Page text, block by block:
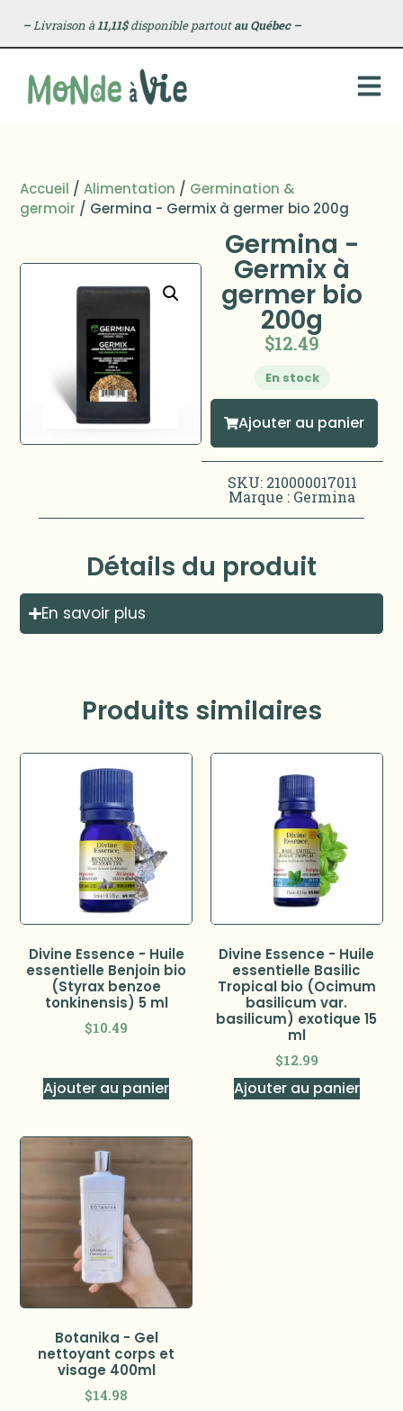
–Livraison à11,11$disponible partoutau Québec –
Accueil /Alimentation / Germination &
germoir / Germina - Germix à germer bio 200g
Germina -
Germix à
germer bio
200g
$12.49
En stock
Ajouter au panier
SKU: 210000017011
Marque : Germina
Détails du produit
En savoir plus
Produits similaires
Divine Essence - Huile
essentielle Benjoin bio
(Styrax benzoe
tonkinensis) 5 ml
$10.49
Ajouter au panier
Divine Essence - Huile
essentielle Basilic
Tropical bio (Ocimum
basilicum var.
basilicum) exotique 15
ml
$12.99
Ajouter au panier
Botanika - Gel
nettoyant corps et
visage 400ml
$14.98